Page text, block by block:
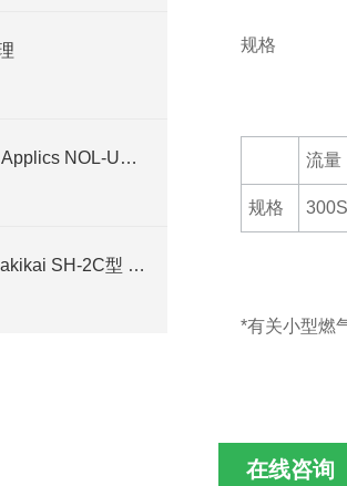
技术解析：日本 Applics NOL‑UW 溶解臭氧浓度计
秋山机械akiyamakikai SH-2C型 全自动蟹腿壳剥壳机 工作原理
规格
流量
规格
*有关小型燃
在线咨询